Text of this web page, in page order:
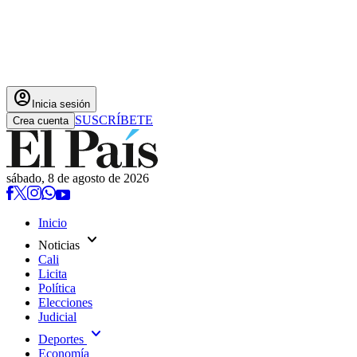
account_circle Inicia sesión
Crea cuenta SUSCRÍBETE
sábado, 8 de agosto de 2026
Inicio
Noticias expand_more
Cali
Licita
Política
Elecciones
Judicial
Deportes expand_more
Economía